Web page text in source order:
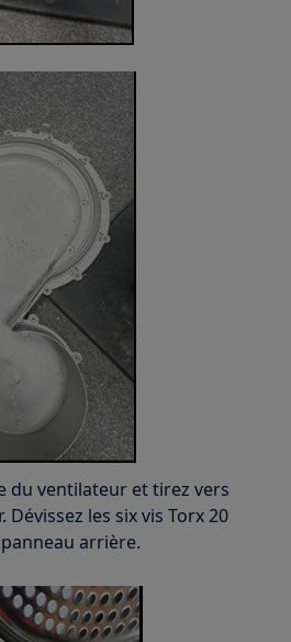
du ventilateur et tirez vers
les six vis Torx 20
arrière.